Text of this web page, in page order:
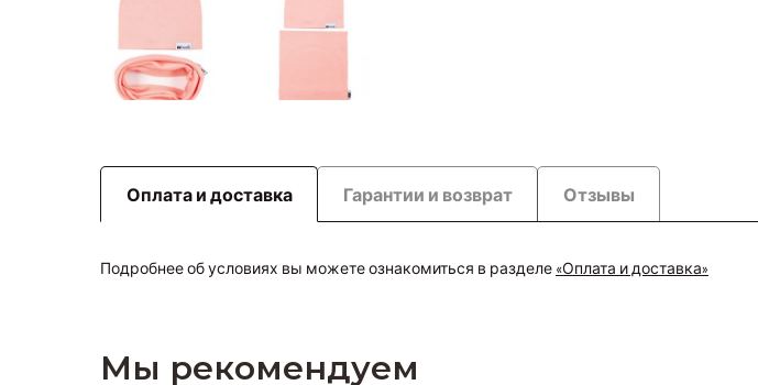
Оплата и доставка Гарантии и возврат Отзывы
Подробнее об условиях вы можете ознакомиться в разделе «Оплата и доставка»
Мы рекомендуем